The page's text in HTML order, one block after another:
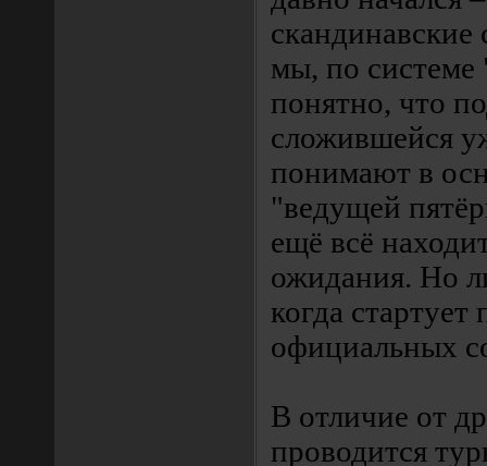
скандинавские
мы, по системе
понятно, что
сложившейся
понимают в
"ведущей
ещё всё
ожидания. Но
когда стартует
официальных
В отличие от
проводится